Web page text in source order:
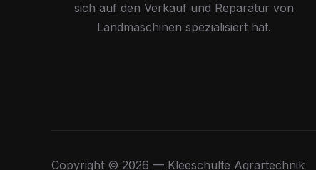
sich auf den Verkauf und Reparatur von
Landmaschinen spezialisiert hat.
Copyright © 2026 — Kleeschulte Agrartechnik